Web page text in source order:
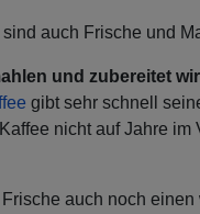
auch Frische und
und zubereitet
gibt sehr schnell
nicht auf Jahre
auch noch